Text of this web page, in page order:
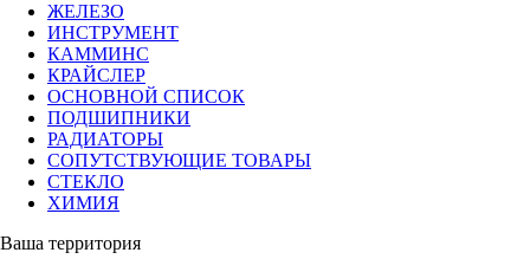
ЖЕЛЕЗО
ИНСТРУМЕНТ
КАММИНС
КРАЙСЛЕР
ОСНОВНОЙ СПИСОК
ПОДШИПНИКИ
РАДИАТОРЫ
СОПУТСТВУЮЩИЕ ТОВАРЫ
СТЕКЛО
ХИМИЯ
Ваша территория